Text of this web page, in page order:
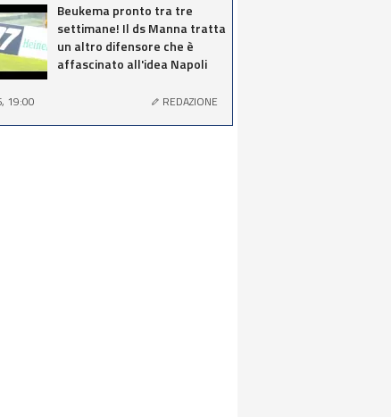
Beukema pronto tra tre
settimane! Il ds Manna tratta
un altro difensore che è
affascinato all'idea Napoli
19:00 REDAZIONE